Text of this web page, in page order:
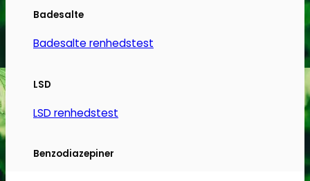
Badesalte
Badesalte renhedstest
LSD
LSD renhedstest
Benzodiazepiner
varesiden